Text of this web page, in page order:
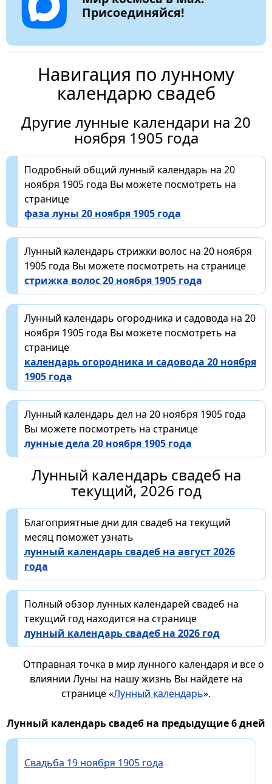
Присоединяйся!
Навигация по лунному
календарю свадеб
Другие лунные календари на 20
ноября 1905 года
Подробный общий лунный календарь на 20
ноября 1905 года Вы можете посмотреть на
странице
фаза луны 20 ноября 1905 года
Лунный календарь стрижки волос на 20 ноября
1905 года Вы можете посмотреть на странице
стрижка волос 20 ноября 1905 года
Лунный календарь огородника и садовода на 20
ноября 1905 года Вы можете посмотреть на
странице
календарь огородника и садовода 20 ноября
1905 года
Лунный календарь дел на 20 ноября 1905 года
Вы можете посмотреть на странице
лунные дела 20 ноября 1905 года
Лунный календарь свадеб на
текущий, 2026 год
Благоприятные дни для свадеб на текущий
месяц поможет узнать
лунный календарь свадеб на август 2026
года
Полный обзор лунных календарей свадеб на
текущий год находится на странице
лунный календарь свадеб на 2026 год
Отправная точка в мир лунного календаря и все о
влиянии Луны на нашу жизнь Вы найдете на
странице «Лунный календарь».
Лунный календарь свадеб на предыдущие 6 дней
Свадьба 19 ноября 1905 года